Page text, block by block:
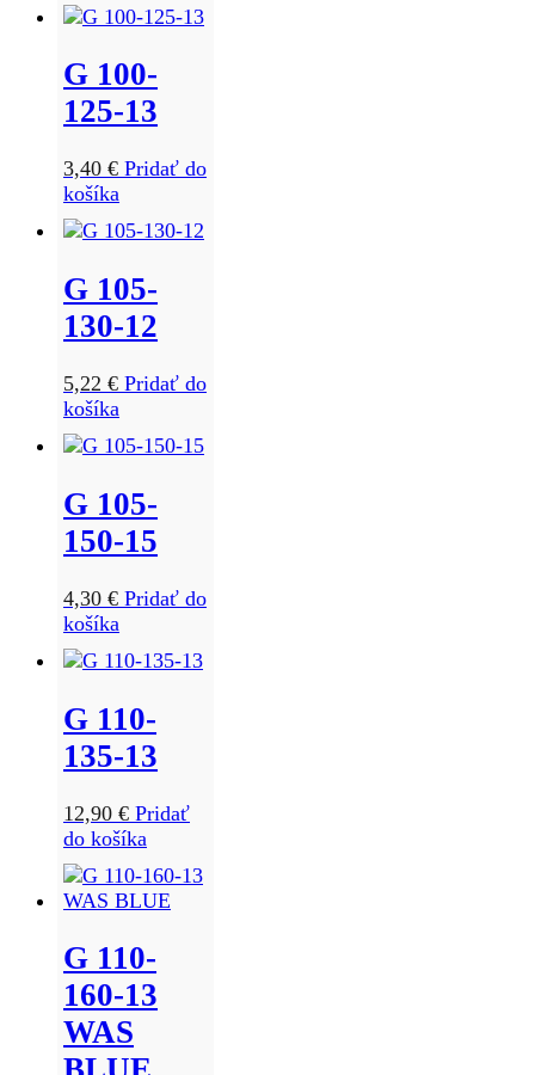
G 100-
125-13
3,40 € Pridať do
košíka
G 105-
130-12
5,22 € Pridať do
košíka
G 105-
150-15
4,30 € Pridať do
košíka
G 110-
135-13
12,90 € Pridať
do košíka
G 110-
160-13
WAS